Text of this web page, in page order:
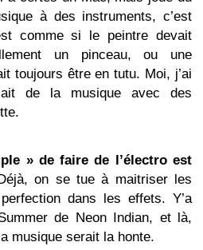
à des instruments, c’est
comme si le peintre devait
un pinceau, ou une
toujours être en tutu. Moi, j’ai
de la musique avec des
» de faire de l’électro est
on se tue à maitriser les
dans les effets. Y’a
de Neon Indian, et là,
musique serait la honte.